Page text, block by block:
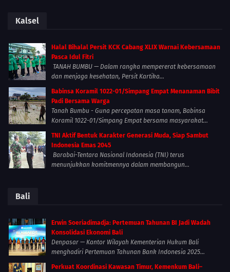
Kalsel
Halal Bihalal Persit KCK Cabang XLIX Warnai Kebersamaan
Pasca Idul Fitri
TANAH BUMBU — Dalam rangka mempererat kebersamaan
dan menjaga kesehatan, Persit Kartika...
Babinsa Koramil 1022-01/Simpang Empat Menanaman Bibit
Padi Bersama Warga
Tanah Bumbu - Guna percepatan masa tanam, Babinsa
Koramil 1022-01/Simpang Empat bersama masyarakat...
TNI Aktif Bentuk Karakter Generasi Muda, Siap Sambut
Indonesia Emas 2045
Barabai-Tentara Nasional Indonesia (TNI) terus
menunjukkan komitmennya dalam membangun...
Bali
Erwin Soeriadimadja: Pertemuan Tahunan BI Jadi Wadah
Konsolidasi Ekonomi Bali
Denpasar — Kantor Wilayah Kementerian Hukum Bali
menghadiri Pertemuan Tahunan Bank Indonesia 2025...
Perkuat Koordinasi Kawasan Timur, Kemenkum Bali–